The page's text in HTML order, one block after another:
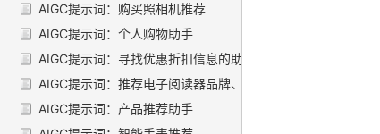
AIGC提示词：购买照相机推荐
AIGC提示词：个人购物助手
AIGC提示词：寻找优惠折扣信息的助手
AIGC提示词：推荐电子阅读器品牌、型号
AIGC提示词：产品推荐助手